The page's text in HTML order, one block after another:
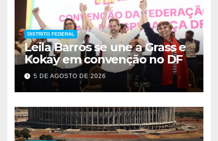
DISTRITO FEDERAL
Leila Barros se une a Grass e
Kokay em convenção no DF
5 DE AGOSTO DE 2026